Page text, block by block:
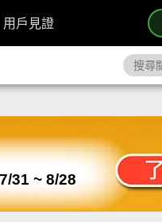
用戶見證
7/31 ~ 8/28